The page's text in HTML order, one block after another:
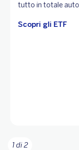
tutto in totale
Scopri gli ETF
1 di 2